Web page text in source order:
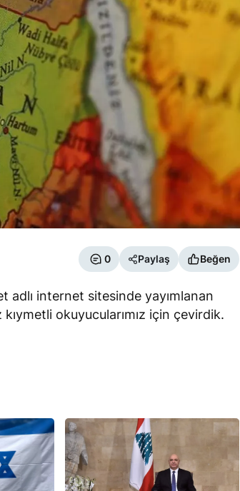
0 Paylaş Beğen
adlı internet sitesinde yayımlanan
kıymetli okuyucularımız için çevirdik.
RÖPORTAJ
Bahreynli Muhalif Din Adamı 6
yıldır Tutuklu